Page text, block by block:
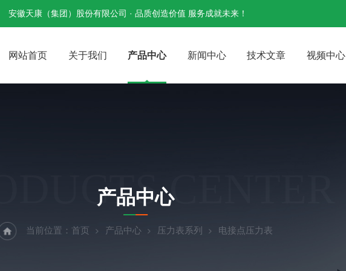
安徽天康（集团）股份有限公司 · 品质创造价值 服务成就未来！
网站首页 关于我们 产品中心 新闻中心 技术文章 视频中心
CENTER
产品中心
当前位置： 首页 产品中心 压力表系列 电接点压力表